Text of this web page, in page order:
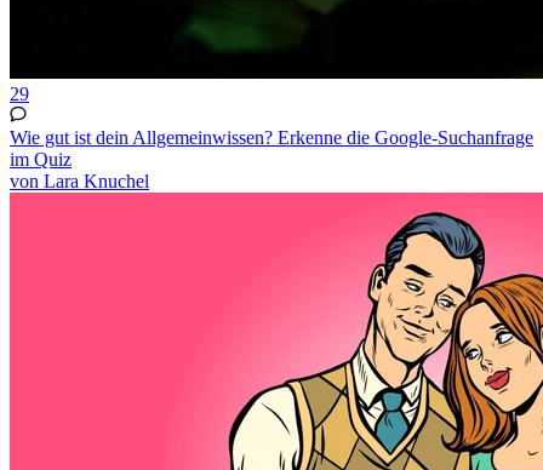
29
Wie gut ist dein Allgemeinwissen? Erkenne die Google-Suchanfrage
im Quiz
von Lara Knuchel